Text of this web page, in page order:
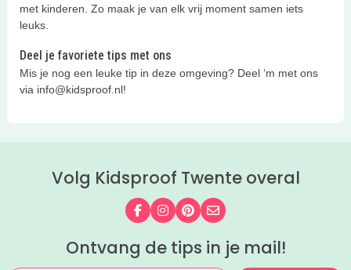
met kinderen. Zo maak je van elk vrij moment samen iets
leuks.
Deel je favoriete tips met ons
Mis je nog een leuke tip in deze omgeving? Deel ‘m met ons
via info@kidsproof.nl!
Volg Kidsproof Twente overal
Volg ons op Facebook
Volg ons op Instagram
Volg ons op Pinterest
Mail ons
Ontvang de tips in je mail!